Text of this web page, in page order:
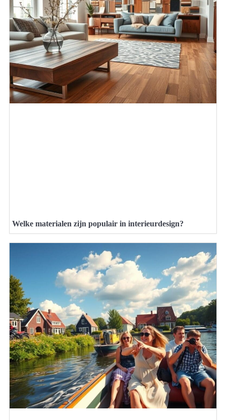
Welke materialen zijn populair in interieurdesign?